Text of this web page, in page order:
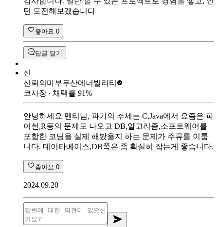
턴 도전해보겠습니다
좋아요 0
답글 달기
신
신뢰의마부두산에너빌리티
코사장 ∙ 채택률 91%
안녕하세요 멘티님, 과거의 추세는 C,Java에서 요즘은 파
이썬,R등의 문제도 나오고 DB,알고리즘,소프트웨어를
포함한 코딩을 실제 해봤을지 하는 문제가 주류를 이룹
니다. 데이타베이스,DB쪽은 좀 확실히 잡는게 좋습니다.
좋아요 0
2024.09.20